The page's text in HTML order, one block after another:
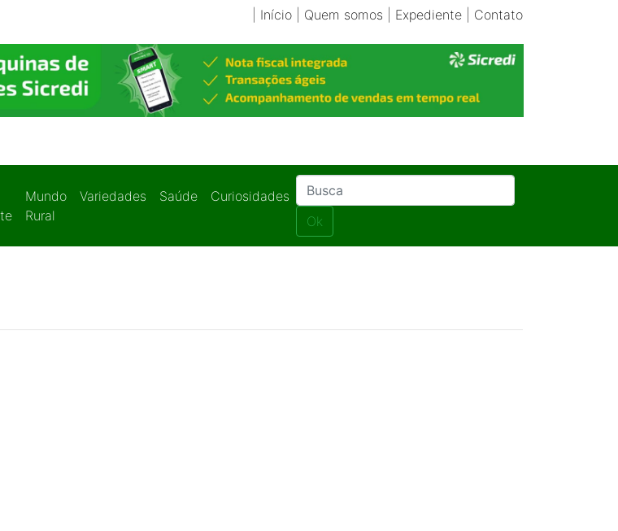
Início| Quem somos Expediente| Contato
Mundo
Rural
Variedades Saúde
Curiosidades
Ok